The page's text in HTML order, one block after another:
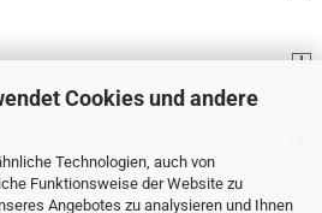
Cookies und andere
Technologien, auch von
Funktionsweise der Website zu
Angebotes zu analysieren und Ihnen